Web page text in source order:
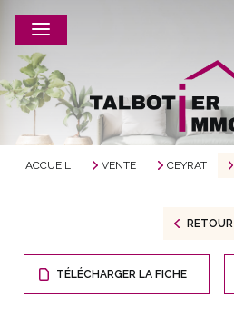
ACCUEIL VENTE CEYRAT
RETOUR
TÉLÉCHARGER LA FICHE